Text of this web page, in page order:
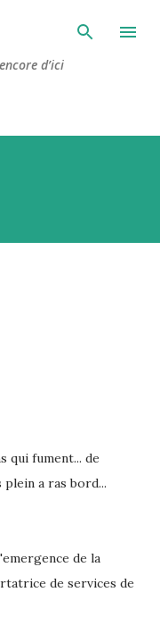
d’ici
qui fument... de
a ras bord...
de la
de services de